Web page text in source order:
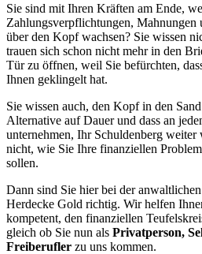
Sie sind mit Ihren Kräften am Ende,
Zahlungsverpflichtungen, Mahnungen
über den Kopf wachsen? Sie wissen
trauen sich schon nicht mehr in den
Tür zu öffnen, weil Sie befürchten,
Ihnen geklingelt hat.
Sie wissen auch, den Kopf in den
Alternative auf Dauer und dass an
unternehmen, Ihr Schuldenberg weiter
nicht, wie Sie Ihre finanziellen
sollen.
Dann sind Sie hier bei der
Herdecke Gold richtig. Wir helfen
kompetent, den finanziellen
gleich ob Sie nun als Privatperson,
Freiberufler zu uns kommen.